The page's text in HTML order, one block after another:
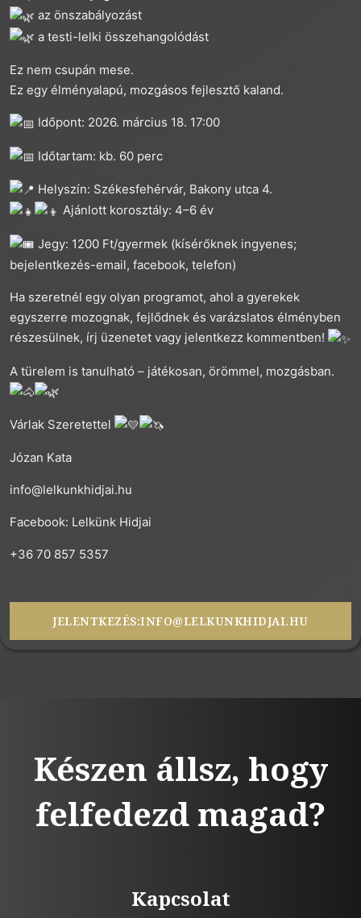
az önszabályozást
a testi-lelki összehangolódást
Ez nem csupán mese.
Ez egy élményalapú, mozgásos fejlesztő kaland.
Időpont: 2026. március 18. 17:00
Időtartam: kb. 60 perc
Helyszín: Székesfehérvár, Bakony utca 4.
Ajánlott korosztály: 4–6 év
Jegy: 1200 Ft/gyermek (kísérőknek ingyenes;
bejelentkezés-email, facebook, telefon)
Ha szeretnél egy olyan programot, ahol a gyerekek
egyszerre mozognak, fejlődnek és varázslatos élményben
részesülnek, írj üzenetet vagy jelentkezz kommentben!
A türelem is tanulható – játékosan, örömmel, mozgásban.
Várlak Szeretettel
Józan Kata
info@lelkunkhidjai.hu
Facebook: Lelkünk Hidjai
+36 70 857 5357
JELENTKEZÉS:INFO@LELKUNKHIDJAI.HU
Készen állsz, hogy
felfedezd magad?
Kapcsolat